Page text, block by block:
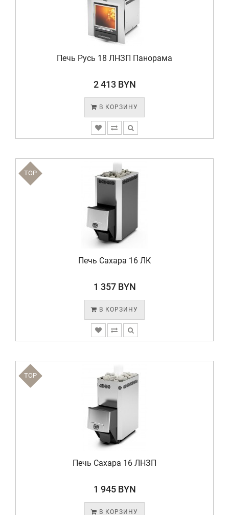
Печь Русь 18 ЛНЗП Панорама
2 413 BYN
В КОРЗИНУ
TOP
Печь Сахара 16 ЛК
1 357 BYN
В КОРЗИНУ
TOP
Печь Сахара 16 ЛНЗП
1 945 BYN
В КОРЗИНУ